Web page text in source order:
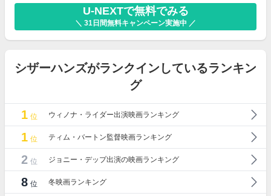
U-NEXTで無料でみる
＼ 31日間無料キャンペーン実施中 ／
シザーハンズがランクインしているランキン
グ
1 位 ウィノナ・ライダー出演映画ランキング
1 位 ティム・バートン監督映画ランキング
2 位 ジョニー・デップ出演の映画ランキング
8 位 冬映画ランキング